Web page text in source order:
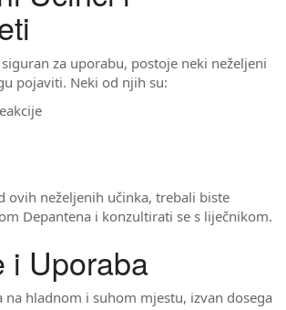
za uporabu, postoje neki neželjeni
pojaviti. Neki od njih su:
ovih neželjenih učinka, trebali biste
Depantena i konzultirati se s liječnikom.
i Uporaba
na hladnom i suhom mjestu, izvan dosega